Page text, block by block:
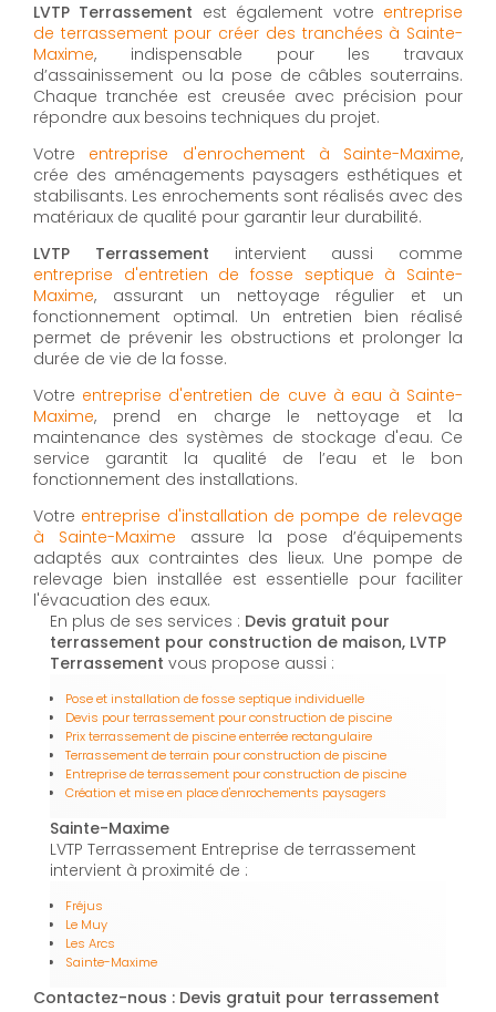
LVTP Terrassement est également votre entreprise
de terrassement pour créer des tranchées à Sainte-
Maxime, indispensable pour les travaux
d’assainissement ou la pose de câbles souterrains.
Chaque tranchée est creusée avec précision pour
répondre aux besoins techniques du projet.
Votre entreprise d'enrochement à Sainte-Maxime,
crée des aménagements paysagers esthétiques et
stabilisants. Les enrochements sont réalisés avec des
matériaux de qualité pour garantir leur durabilité.
LVTP Terrassement intervient aussi comme
entreprise d'entretien de fosse septique à Sainte-
Maxime, assurant un nettoyage régulier et un
fonctionnement optimal. Un entretien bien réalisé
permet de prévenir les obstructions et prolonger la
durée de vie de la fosse.
Votre entreprise d'entretien de cuve à eau à Sainte-
Maxime, prend en charge le nettoyage et la
maintenance des systèmes de stockage d'eau. Ce
service garantit la qualité de l’eau et le bon
fonctionnement des installations.
Votre entreprise d'installation de pompe de relevage
à Sainte-Maxime assure la pose d’équipements
adaptés aux contraintes des lieux. Une pompe de
relevage bien installée est essentielle pour faciliter
l'évacuation des eaux.
En plus de ses services : Devis gratuit pour
terrassement pour construction de maison, LVTP
Terrassement vous propose aussi :
Pose et installation de fosse septique individuelle
Devis pour terrassement pour construction de piscine
Prix terrassement de piscine enterrée rectangulaire
Terrassement de terrain pour construction de piscine
Entreprise de terrassement pour construction de piscine
Création et mise en place d'enrochements paysagers
Sainte-Maxime
LVTP Terrassement Entreprise de terrassement
intervient à proximité de :
Fréjus
Le Muy
Les Arcs
Sainte-Maxime
Contactez-nous : Devis gratuit pour terrassement